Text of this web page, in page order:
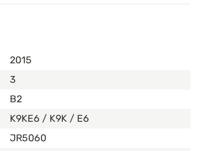
2015
3
B2
K9KE6 / K9K / E6
JR5060